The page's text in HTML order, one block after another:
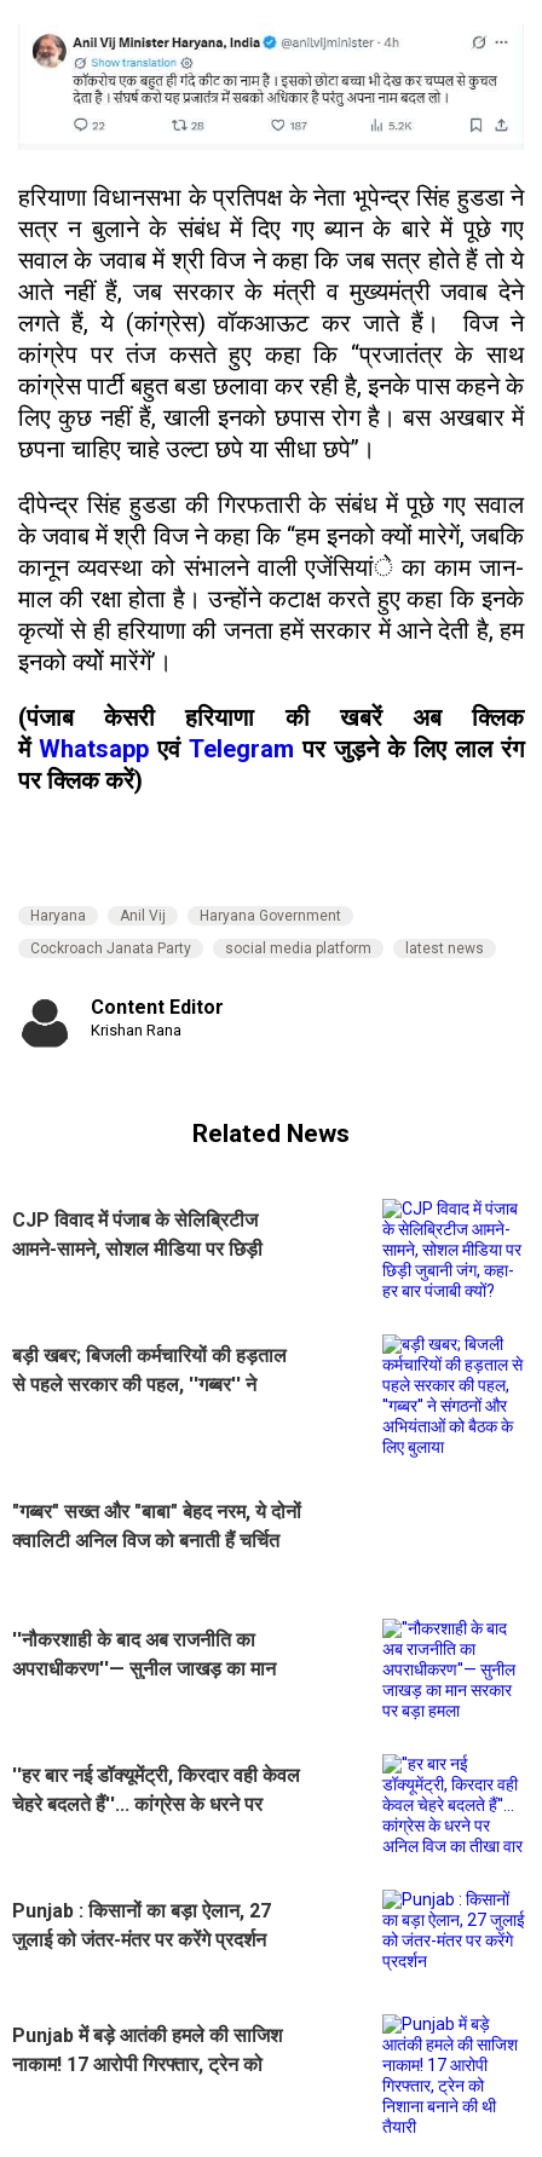
हरियाणा विधानसभा के प्रतिपक्ष के नेता भूपेन्द्र सिंह हुडडा ने
सत्र न बुलाने के संबंध में दिए गए ब्यान के बारे में पूछे गए
सवाल के जवाब में श्री विज ने कहा कि जब सत्र होते हैं तो ये
आते नहीं हैं, जब सरकार के मंत्री व मुख्यमंत्री जवाब देने
लगते हैं, ये (कांग्रेस) वॉकआऊट कर जाते हैं। विज ने
कांग्रेप पर तंज कसते हुए कहा कि ‘‘प्रजातंत्र के साथ
कांग्रेस पार्टी बहुत बडा छलावा कर रही है, इनके पास कहने के
लिए कुछ नहीं हैं, खाली इनको छपास रोग है। बस अखबार में
छपना चाहिए चाहे उल्टा छपे या सीधा छपे’’।
दीपेन्द्र सिंह हुडडा की गिरफतारी के संबंध में पूछे गए सवाल
के जवाब में श्री विज ने कहा कि ‘‘हम इनको क्यों मारेगें, जबकि
कानून व्यवस्था को संभालने वाली एजेंसियांे का काम जान-
माल की रक्षा होता है। उन्होंने कटाक्ष करते हुए कहा कि इनके
कृत्यों से ही हरियाणा की जनता हमें सरकार में आने देती है, हम
इनको क्योें मारेंगें’।
(पंजाब केसरी हरियाणा की खबरें अब क्लिक
में Whatsappएवं Telegram पर जुड़ने के लिए लाल रंग
पर क्लिक करें)
Haryana Anil Vij
Haryana Government
Cockroach Janata Party
social media platform latest news
Content Editor
Krishan Rana
Related News
CJP विवाद में पंजाब के सेलिब्रिटीज
आमने-सामने, सोशल मीडिया पर छिड़ी
बड़ी खबर; बिजली कर्मचारियों की हड़ताल
से पहले सरकार की पहल, ''गब्बर'' ने
"गब्बर" सख्त और "बाबा" बेहद नरम, ये दोनों
क्वालिटी अनिल विज को बनाती हैं चर्चित
''नौकरशाही के बाद अब राजनीति का
अपराधीकरण''— सुनील जाखड़ का मान
''हर बार नई डॉक्यूमेंट्री, किरदार वही केवल
चेहरे बदलते हैं''... कांग्रेस के धरने पर
Punjab : किसानों का बड़ा ऐलान, 27
जुलाई को जंतर-मंतर पर करेंगे प्रदर्शन
Punjab में बड़े आतंकी हमले की साजिश
नाकाम! 17 आरोपी गिरफ्तार, ट्रेन को